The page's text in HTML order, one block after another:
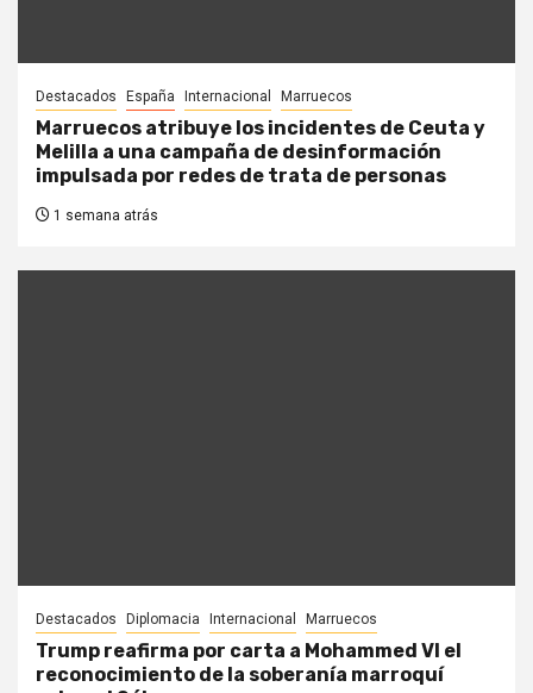
Destacados España Internacional Marruecos
Marruecos atribuye los incidentes de Ceuta y
Melilla a una campaña de desinformación
impulsada por redes de trata de personas
1 semana atrás
Destacados Diplomacia Internacional Marruecos
Trump reafirma por carta a Mohammed VI el
reconocimiento de la soberanía marroquí